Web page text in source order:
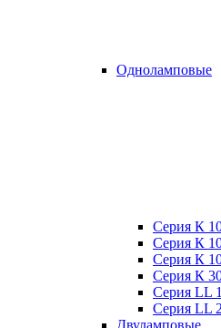
Одноламповые
Серия К
Серия К
Серия К
Серия К
Серия LL
Серия LL